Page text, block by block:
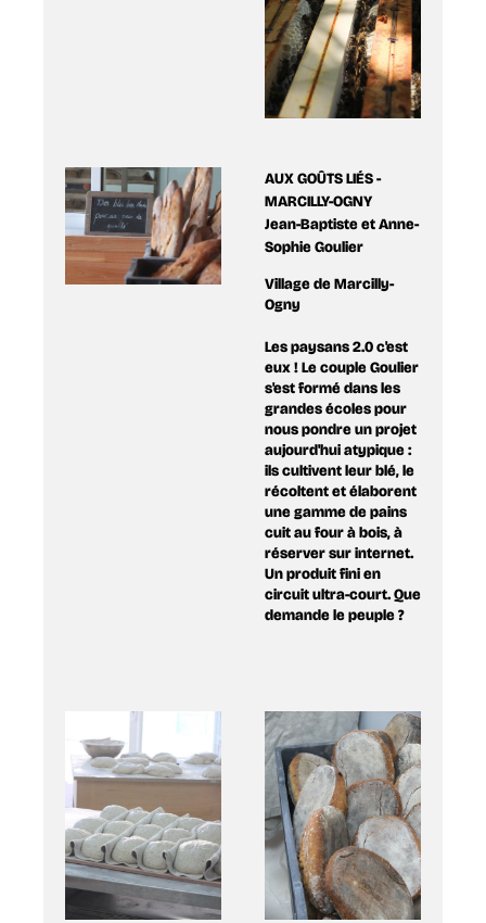
AUX GOÛTS LIÉS -
MARCILLY-OGNY
Jean-Baptiste et Anne-
Sophie Goulier
Village de Marcilly-
Ogny
Les paysans 2.0 c'est
eux ! Le couple Goulier
s'est formé dans les
grandes écoles pour
nous pondre un projet
aujourd'hui atypique :
ils cultivent leur blé, le
récoltent et élaborent
une gamme de pains
cuit au four à bois, à
réserver sur internet.
Un produit fini en
circuit ultra-court. Que
demande le peuple ?